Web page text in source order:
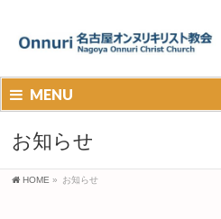
MENU
お知らせ
HOME » お知らせ